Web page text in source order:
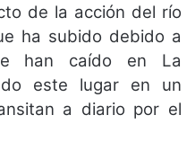
de la acción del río
ha subido debido a
han caído en La
este lugar en un
a diario por el